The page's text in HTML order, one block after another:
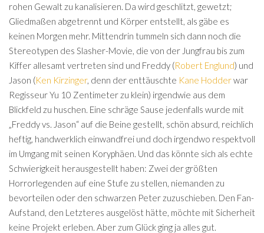
rohen Gewalt zu kanalisieren. Da wird geschlitzt, gewetzt;
Gliedmaßen abgetrennt und Körper entstellt, als gäbe es
keinen Morgen mehr. Mittendrin tummeln sich dann noch die
Stereotypen des Slasher-Movie, die von der Jungfrau bis zum
Kiffer allesamt vertreten sind und Freddy (Robert Englund) und
Jason (Ken Kirzinger, denn der enttäuschte Kane Hodderwar
Regisseur Yu 10 Zentimeter zu klein) irgendwie aus dem
Blickfeld zu huschen. Eine schräge Sause jedenfalls wurde mit
„Freddy vs. Jason“ auf die Beine gestellt, schön absurd, reichlich
heftig, handwerklich einwandfrei und doch irgendwo respektvoll
im Umgang mit seinen Koryphäen. Und das könnte sich als echte
Schwierigkeit herausgestellt haben: Zwei der größten
Horrorlegenden auf eine Stufe zu stellen, niemanden zu
bevorteilen oder den schwarzen Peter zuzuschieben. Den Fan-
Aufstand, den Letzteres ausgelöst hätte, möchte mit Sicherheit
keine Projekt erleben. Aber zum Glück ging ja alles gut.